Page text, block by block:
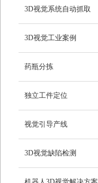
3D视觉系统自动抓取
3D视觉工业案例
药瓶分拣
独立工件定位
视觉引导产线
3D视觉缺陷检测